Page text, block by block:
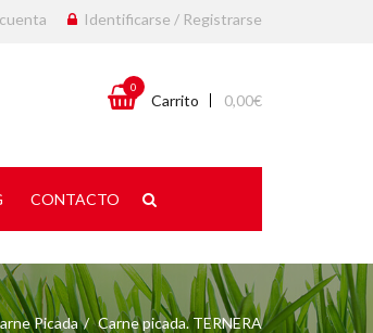
Identificarse / Registrarse
0
Carrito 0,00€
CONTACTO
Picada Carne picada. TERNERA